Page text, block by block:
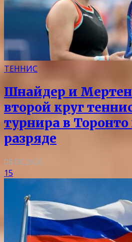
ТЕННИС
Шнайдер и
второй круг
турнира в
разряде
08.08.2026
15